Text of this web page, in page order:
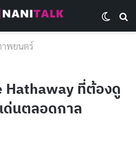
พยนตร์
Hathaway ที่ต้องดู
ด่นตลอดกาล